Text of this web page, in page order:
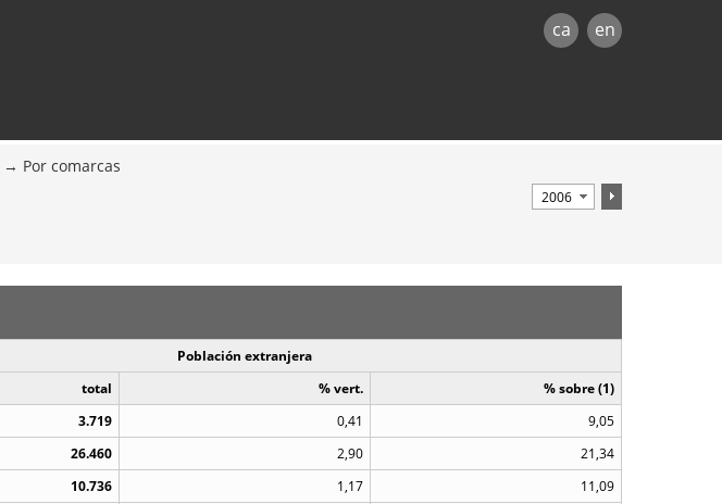
ca en
Por comarcas
Población extranjera
total % vert.
% sobre (1)
3.719 0,41
9,05
26.460 2,90
21,34
10.736 1,17
11,09